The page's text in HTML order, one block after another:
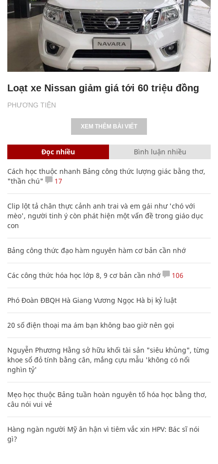
PHƯƠNG TIỆN
Loạt xe Nissan giảm giá tới 60 triệu đồng
XEM THÊM BÀI VIẾT
Đọc nhiều Bình luận nhiều
Cách học thuộc nhanh Bảng công thức lượng giác bằng thơ,
"thần chú"
17
Clip lột tả chân thực cảnh anh trai và em gái như 'chó với
mèo', người tinh ý còn phát hiện một vấn đề trong giáo dục
con
Bảng công thức đạo hàm nguyên hàm cơ bản cần nhớ
Các công thức hóa học lớp 8, 9 cơ bản cần nhớ 106
Phó Đoàn ĐBQH Hà Giang Vương Ngọc Hà bị kỷ luật
20 số điện thoại ma ám bạn không bao giờ nên gọi
Nguyễn Phương Hằng sở hữu khối tài sản "siêu khủng", từng
khoe sổ đỏ tính bằng cân, mắng cựu mẫu 'không có nổi
nghìn tỷ'
Mẹo học thuộc Bảng tuần hoàn nguyên tố hóa học bằng thơ,
câu nói vui vẻ
Hàng ngàn người Mỹ ân hận vì tiêm vắc xin HPV: Bác sĩ nói
gì?